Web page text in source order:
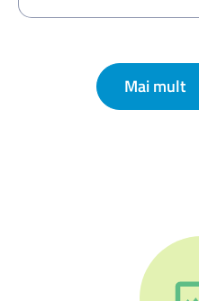
septembrie 2026
Mai mult